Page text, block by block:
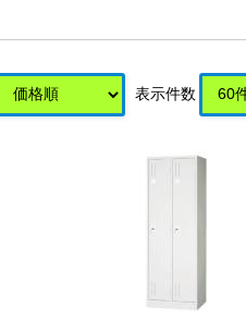
表示件数